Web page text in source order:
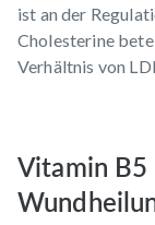
ist an der
Cholesterine
Verhältnis von
Vitamin B5